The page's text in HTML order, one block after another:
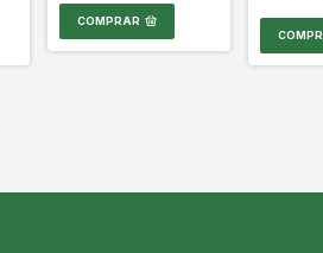
COMPRAR